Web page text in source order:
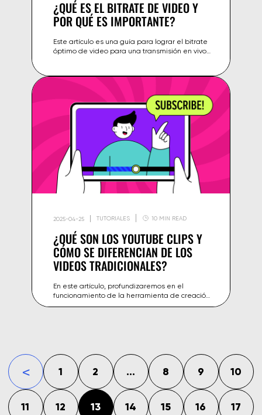
¿QUÉ ES EL BITRATE DE VIDEO Y
POR QUÉ ES IMPORTANTE?
Este artículo es una guía para lograr el bitrate
óptimo de video para una transmisión en vivo
2025-04-25 TUTORIALES 10 MIN READ
¿QUÉ SON LOS YOUTUBE CLIPS Y
CÓMO SE DIFERENCIAN DE LOS
VIDEOS TRADICIONALES?
En este artículo, profundizaremos en el
funcionamiento de la herramienta de creación
de videos de YouTube, enfocándonos en las
1 2 ... 8 9 10
11 12 13 14 15 16 17